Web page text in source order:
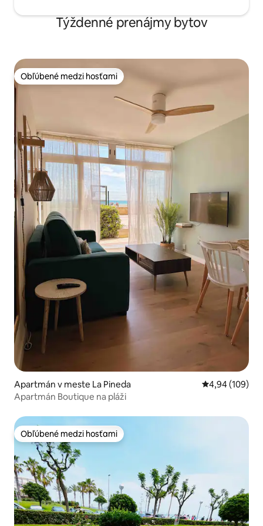
Týždenné prenájmy bytov
Obľúbené medzi hosťami
Obľúbené medzi hosťami
Apartmán v meste La Pineda Priemerné
4,94 (109)
Apartmán Boutique na pláži
Obľúbené medzi hosťami
Obľúbené medzi hosťami